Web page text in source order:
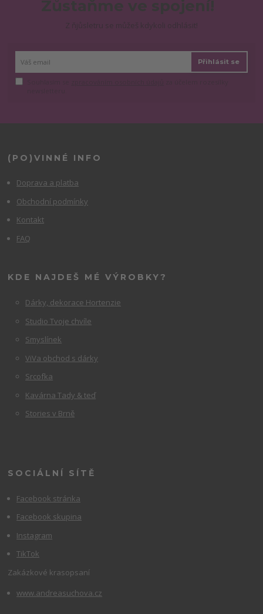
Přihlásit se
(PO)VINNÉ INFO
Doprava a platba
Obchodní podmínky
Kontakt
FAQ
KDE NAJDEŠ MÉ VÝROBKY?
Dárky, dekorace Hortenzie
Studio Tvoje chvíle
Smyslínek
ViVa obchod s dárky
Srcofka
Kavárna Tady & teď
Stories v Brně
SOCIÁLNÍ SÍTĚ
Facebook stránka
Facebook skupina
Instagram
TikTok
Zakázkové krasopsaní
www.andreasuchova.cz